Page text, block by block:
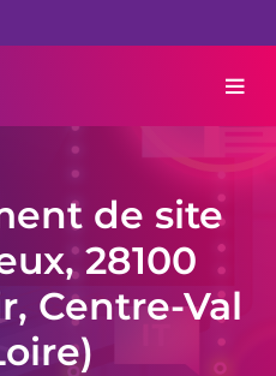
de site
28100
Centre-Val